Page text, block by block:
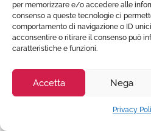
per memorizzare e/o accedere alle
consenso a queste tecnologie ci
comportamento di navigazione o ID
acconsentire o ritirare il consenso può
caratteristiche e funzioni.
Accetta Nega
Privacy
Condizioni Generali
Privacy Policy
Cookie Policy (UE)
Paga in